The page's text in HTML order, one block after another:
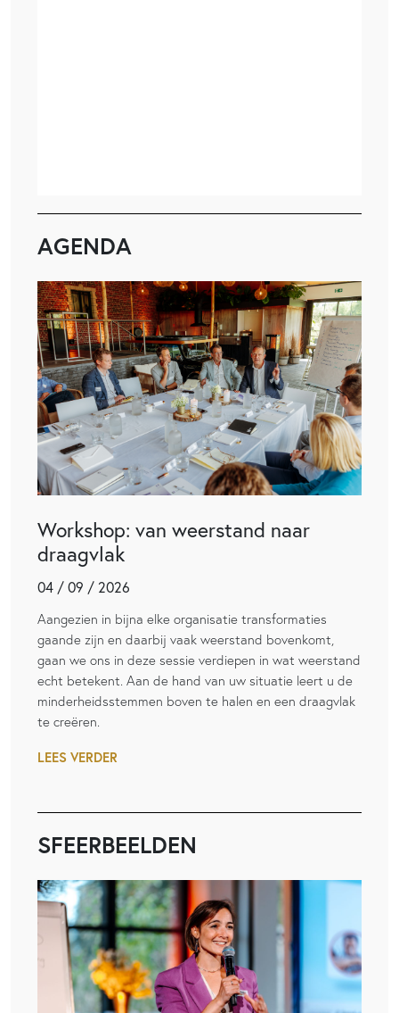
AGENDA
Workshop: van weerstand naar
draagvlak
04 / 09 / 2026
Aangezien in bijna elke organisatie transformaties
gaande zijn en daarbij vaak weerstand bovenkomt,
gaan we ons in deze sessie verdiepen in wat weerstand
echt betekent. Aan de hand van uw situatie leert u de
minderheidsstemmen boven te halen en een draagvlak
te creëren.
LEES VERDER
SFEERBEELDEN